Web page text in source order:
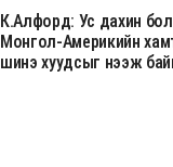
К.Алфорд: Ус дахин
Монгол-Америкийн
шинэ хуудсыг нээж